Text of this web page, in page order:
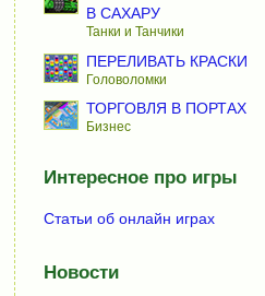
В САХАРУ
Танки и Танчики
ПЕРЕЛИВАТЬ КРАСКИ
Головоломки
ТОРГОВЛЯ В ПОРТАХ
Бизнес
Интересное про игры
Статьи об онлайн играх
Новости